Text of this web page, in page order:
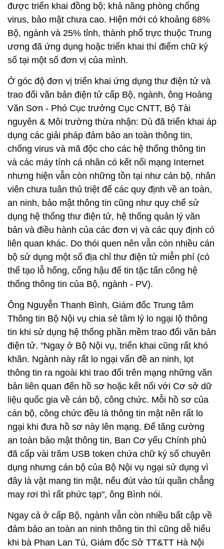
được triển khai đồng bộ; khả năng phòng chống
virus, bảo mật chưa cao. Hiện mới có khoảng 68%
Bộ, ngành và 25% tỉnh, thành phố trực thuộc Trung
ương đã ứng dụng hoặc triển khai thí điểm chữ ký
số tại một số đơn vị của mình.
Ở góc độ đơn vị triển khai ứng dụng thư điện tử và
trao đổi văn bản điện tử cấp Bộ, ngành, ông Hoàng
Văn Sơn - Phó Cục trưởng Cục CNTT, Bộ Tài
nguyên & Môi trường thừa nhận: Dù đã triển khai áp
dụng các giải pháp đảm bảo an toàn thông tin,
chống virus và mã độc cho các hệ thống thông tin
và các máy tính cá nhân có kết nối mạng Internet
nhưng hiện vẫn còn những tồn tại như cán bộ, nhân
viên chưa tuân thủ triệt để các quy định về an toàn,
an ninh, bảo mật thông tin cũng như quy chế sử
dụng hệ thống thư điện tử, hệ thống quản lý văn
bản và điều hành của các đơn vị và các quy định có
liên quan khác. Do thói quen nên vẫn còn nhiều cán
bộ sử dụng một số địa chỉ thư điện tử miễn phí (có
thể tạo lỗ hổng, cổng hậu để tin tặc tấn công hệ
thống thông tin của Bộ, ngành - PV).
Ông Nguyễn Thanh Bình, Giám đốc Trung tâm
Thông tin Bộ Nội vụ chia sẻ tâm lý lo ngại lộ thông
tin khi sử dụng hệ thống phần mềm trao đổi văn bản
điện tử. "Ngay ở Bộ Nội vụ, triển khai cũng rất khó
khăn. Ngành này rất lo ngại vấn đề an ninh, lọt
thông tin ra ngoài khi trao đổi trên mạng những văn
bản liên quan đến hồ sơ hoặc kết nối với Cơ sở dữ
liệu quốc gia về cán bộ, công chức. Mỗi hồ sơ của
cán bộ, công chức đều là thông tin mật nên rất lo
ngại khi đưa hồ sơ này lên mạng. Để tăng cường
an toàn bảo mật thông tin, Ban Cơ yếu Chính phủ
đã cấp vài trăm USB token chứa chữ ký số chuyên
dụng nhưng cán bộ của Bộ Nội vụ ngại sử dụng vì
đây là vật mang tin mật, nếu đút vào túi quần chẳng
may rơi thì rất phức tạp", ông Bình nói.
Ngay cả ở cấp Bộ, ngành vẫn còn nhiều bất cập về
đảm bảo an toàn an ninh thông tin thì cũng dễ hiểu
khi bà Phan Lan Tú, Giám đốc Sở TT&TT Hà Nội